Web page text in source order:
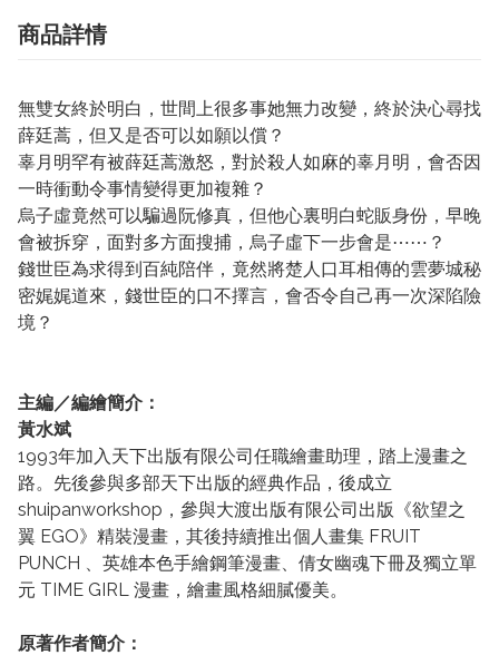
商品詳情
無雙女終於明白，世間上很多事她無力改變，終於決心尋找
薛廷蒿，但又是否可以如願以償？
辜月明罕有被薛廷蒿激怒，對於殺人如麻的辜月明，會否因
一時衝動令事情變得更加複雜？
烏子虛竟然可以騙過阮修真，但他心裏明白蛇販身份，早晚
會被拆穿，面對多方面搜捕，烏子虛下一步會是⋯⋯？
錢世臣為求得到百純陪伴，竟然將楚人口耳相傳的雲夢城秘
密娓娓道來，錢世臣的口不擇言，會否令自己再一次深陷險
境？
主編／編繪簡介：
黃水斌
1993年加入天下出版有限公司任職繪畫助理，踏上漫畫之
路。先後參與多部天下出版的經典作品，後成立
shuipanworkshop，參與大渡出版有限公司出版《欲望之
翼 EGO》精裝漫畫，其後持續推出個人畫集 FRUIT
PUNCH 、英雄本色手繪鋼筆漫畫、倩女幽魂下冊及獨立單
元 TIME GIRL 漫畫，繪畫風格細膩優美。
原著作者簡介：